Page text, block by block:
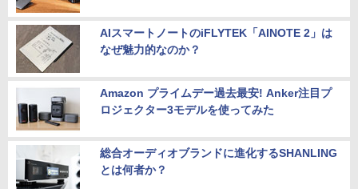
AIスマートノートのiFLYTEK「AINOTE 2」は
なぜ魅力的なのか？
Amazon プライムデー過去最安! Anker注目プ
ロジェクター3モデルを使ってみた
総合オーディオブランドに進化するSHANLING
とは何者か？